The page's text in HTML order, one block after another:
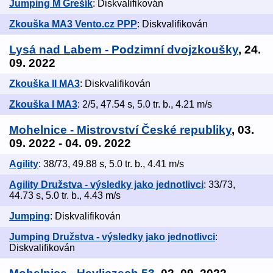
Jumping M Grešík: Diskvalifikován
Zkouška MA3 Vento.cz PPP: Diskvalifikován
Lysá nad Labem - Podzimní dvojzkoušky, 24.
09. 2022
Zkouška II MA3: Diskvalifikován
Zkouška I MA3: 2/5, 47.54 s, 5.0 tr. b., 4.21 m/s
Mohelnice - Mistrovství České republiky, 03.
09. 2022 - 04. 09. 2022
Agility: 38/73, 49.88 s, 5.0 tr. b., 4.41 m/s
Agility Družstva - výsledky jako jednotlivci: 33/73,
44.73 s, 5.0 tr. b., 4.43 m/s
Jumping: Diskvalifikován
Jumping Družstva - výsledky jako jednotlivci:
Diskvalifikován